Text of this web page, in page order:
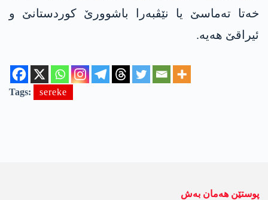
خه‌تا ته‌ماسێ یا نێڤبه‌را باشوورێ كوردستانێ و
ئیراقێ هه‌یه‌.
Tags: sereke
پوستێن ھەمان بەش